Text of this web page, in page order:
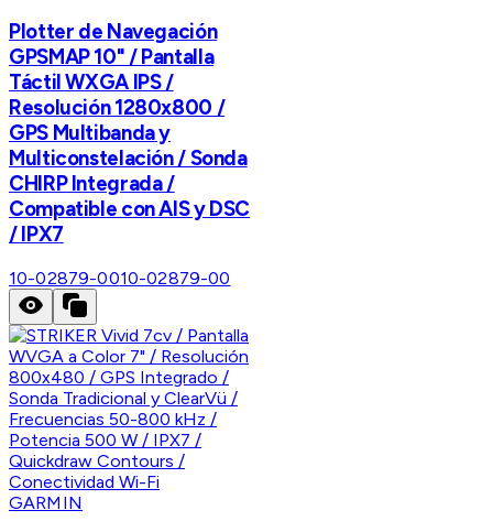
Plotter de Navegación
GPSMAP 10" / Pantalla
Táctil WXGA IPS /
Resolución 1280x800 /
GPS Multibanda y
Multiconstelación / Sonda
CHIRP Integrada /
Compatible con AIS y DSC
/ IPX7
10-02879-0010-02879-00
GARMIN